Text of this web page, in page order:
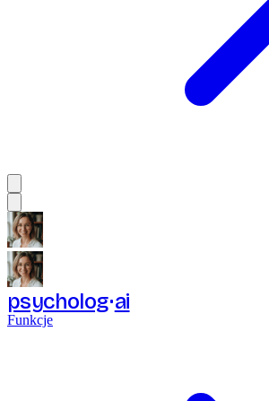
psycholog ai
Funkcje